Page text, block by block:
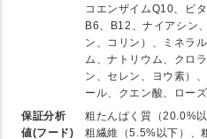
コエンザイムQ10、ビ
B6、B12、ナイアシン
ン、コリン）、ミネラ
ム、ナトリウム、クロ
ン、セレン、ヨウ素）
ール、クエン酸、ロー
保証分析
値(フード)
粗たんぱく質（20.0%
粗繊維（5.5%以下）、